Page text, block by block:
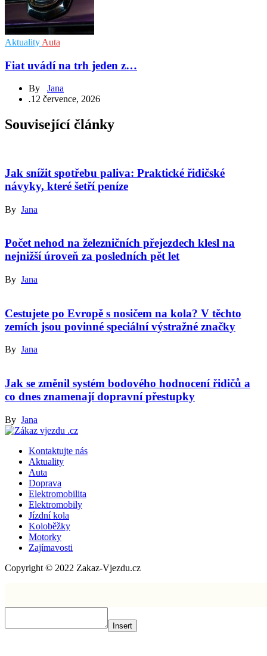
Aktuality Auta
Fiat uvádí na trh jeden z…
By Jana
.12 července, 2026
Související články
Jak snížit spotřebu paliva: Praktické řidičské
návyky, které šetří peníze
By Jana
Počet nehod na železničních přejezdech klesl na
nejnižší úroveň za posledních pět let
By Jana
Cestujete po Evropě s nosičem na kola? V těchto
zemích jsou povinné speciální výstražné značky
By Jana
Jak se změnil systém bodového hodnocení řidičů a
co dnes znamenají dopravní přestupky
By Jana
Kontaktujte nás
Aktuality
Auta
Doprava
Elektromobilita
Elektromobily
Jízdní kola
Koloběžky
Motorky
Zajímavosti
Copyright © 2022 Zakaz-Vjezdu.cz
Insert